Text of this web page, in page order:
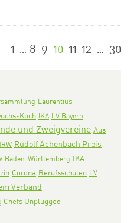
1 … 8 9 10 11 12 … 30
Laurentius
Koch IKA LV Bayern
und Zweigvereine Aus
Rudolf Achenbach Preis
Baden-Württemberg IKA
Corona Berufsschulen LV
Verband
Chefs Unplugged